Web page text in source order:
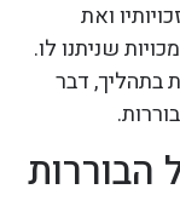
ואת
שניתנו לו.
בתהליך, דבר